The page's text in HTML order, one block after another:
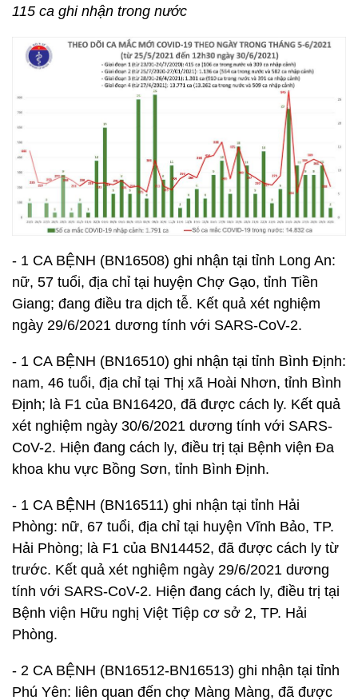
115 ca ghi nhận trong nước
- 1 CA BỆNH (BN16508) ghi nhận tại tỉnh Long An:
nữ, 57 tuổi, địa chỉ tại huyện Chợ Gạo, tỉnh Tiền
Giang; đang điều tra dịch tễ. Kết quả xét nghiệm
ngày 29/6/2021 dương tính với SARS-CoV-2.
- 1 CA BỆNH (BN16510) ghi nhận tại tỉnh Bình Định:
nam, 46 tuổi, địa chỉ tại Thị xã Hoài Nhơn, tỉnh Bình
Định; là F1 của BN16420, đã được cách ly. Kết quả
xét nghiệm ngày 30/6/2021 dương tính với SARS-
CoV-2. Hiện đang cách ly, điều trị tại Bệnh viện Đa
khoa khu vực Bồng Sơn, tỉnh Bình Định.
- 1 CA BỆNH (BN16511) ghi nhận tại tỉnh Hải
Phòng: nữ, 67 tuổi, địa chỉ tại huyện Vĩnh Bảo, TP.
Hải Phòng; là F1 của BN14452, đã được cách ly từ
trước. Kết quả xét nghiệm ngày 29/6/2021 dương
tính với SARS-CoV-2. Hiện đang cách ly, điều trị tại
Bệnh viện Hữu nghị Việt Tiệp cơ sở 2, TP. Hải
Phòng.
- 2 CA BỆNH (BN16512-BN16513) ghi nhận tại tỉnh
Phú Yên: liên quan đến chợ Màng Màng, đã được